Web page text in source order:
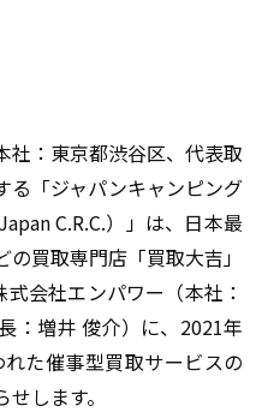
社：東京都渋谷区、代表取
「ジャパンキャンピング
C.R.C.）」は、日本最
買取専門店「買取大吉」
会社エンパワー（本社：
：増井 俊介）に、2021年
た催事型買取サービスの
します。